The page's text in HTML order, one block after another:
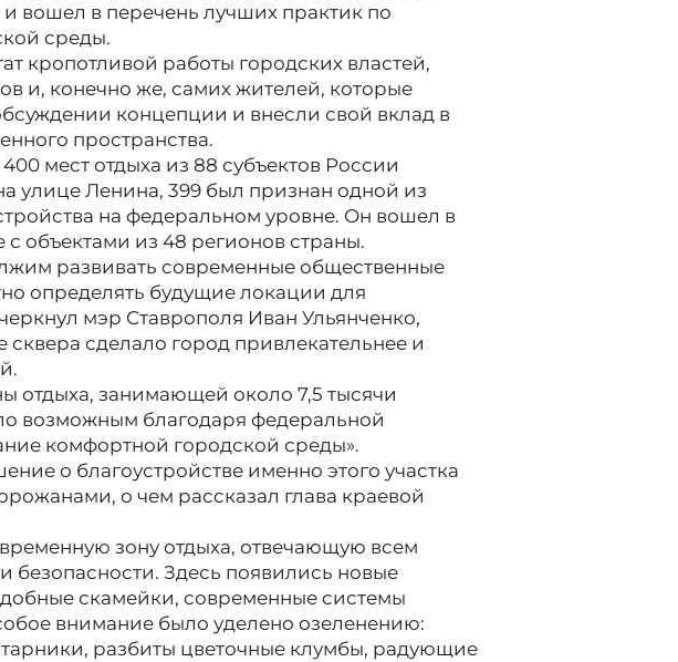
вошел в перечень лучших практик по
среды.
кропотливой работы городских властей,
и, конечно же, самих жителей, которые
концепции и внесли свой вклад в
пространства.
мест отдыха из 88 субъектов России
улице Ленина, 399 был признан одной из
на федеральном уровне. Он вошел в
с объектами из 48 регионов страны.
развивать современные общественные
определять будущие локации для
мэр Ставрополя Иван Ульянченко,
сквера сделало город привлекательнее и
отдыха, занимающей около 7,5 тысячи
возможным благодаря федеральной
комфортной городской среды».
о благоустройстве именно этого участка
о чем рассказал глава краевой
зону отдыха, отвечающую всем
безопасности. Здесь появились новые
скамейки, современные системы
внимание было уделено озеленению:
разбиты цветочные клумбы, радующие